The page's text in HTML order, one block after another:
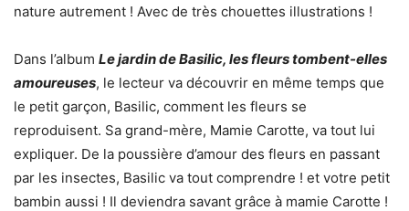
nature autrement ! Avec de très chouettes illustrations !
Dans l’album Le jardin de Basilic, les fleurs tombent-elles
amoureuses, le lecteur va découvrir en même temps que
le petit garçon, Basilic, comment les fleurs se
reproduisent. Sa grand-mère, Mamie Carotte, va tout lui
expliquer. De la poussière d’amour des fleurs en passant
par les insectes, Basilic va tout comprendre ! et votre petit
bambin aussi ! Il deviendra savant grâce à mamie Carotte !